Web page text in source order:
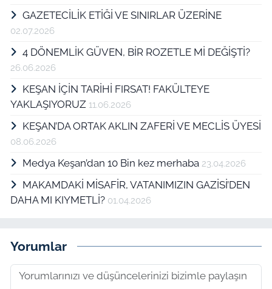
GAZETECİLİK ETİĞİ VE SINIRLAR ÜZERİNE
02.07.2026
4 DÖNEMLİK GÜVEN, BİR ROZETLE Mİ DEĞİŞTİ?
26.06.2026
KEŞAN İÇİN TARİHİ FIRSAT! FAKÜLTEYE
YAKLAŞIYORUZ 11.06.2026
KEŞAN’DA ORTAK AKLIN ZAFERİ VE MECLİS ÜYESİ
08.06.2026
Medya Keşan’dan 10 Bin kez merhaba 23.04.2026
MAKAMDAKİ MİSAFİR, VATANIMIZIN GAZİSİ’DEN
DAHA MI KIYMETLİ? 01.04.2026
Yorumlar